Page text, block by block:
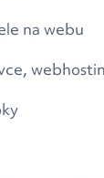
na webu